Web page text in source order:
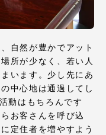
自然が豊かでアット
所が少なく、若い人
います。少し先にあ
中心地は通過してし
動はもちろんです
お客さんを呼び込
定住者を増やすよう